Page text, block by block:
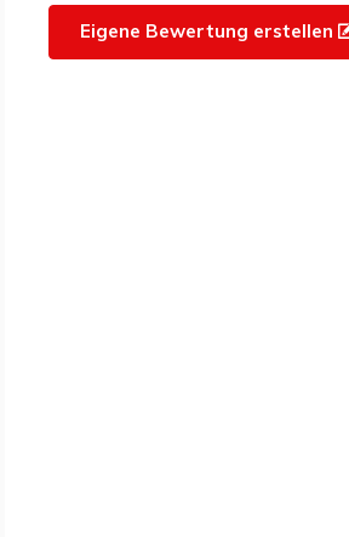
Eigene Bewertung erstellen